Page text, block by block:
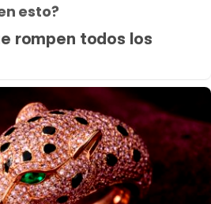
esto?
rompen todos los